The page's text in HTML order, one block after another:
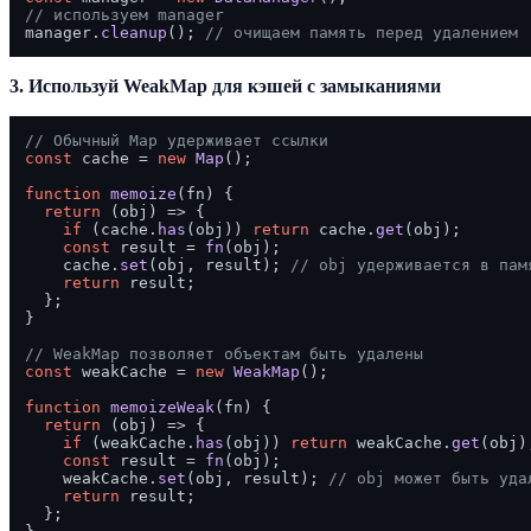
// используем manager
manager. cleanup (); // очищаем память перед удалением
3. Используй WeakMap для кэшей с замыканиями
// Обычный Map удерживает ссылки
const cache = new Map ();
function memoize ( fn ) {
return
( obj ) => {
if (cache. has (obj)) return cache. get (obj);
const result = fn (obj);
    cache.
set (obj, result); // obj удерживается в
return result;
  };
}
// WeakMap позволяет объектам быть удалены
const weakCache = new WeakMap ();
function memoizeWeak( fn ) {
return
( obj ) => {
if (weakCache. has (obj)) return weakCache. get
const result = fn (obj);
    weakCache.
set (obj, result); // obj может быть
return result;
  };